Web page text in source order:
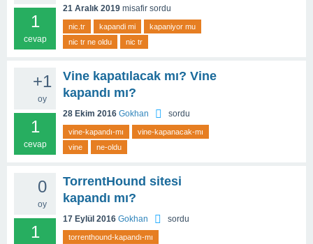
1
cevap
21 Aralık 2019 misafir sordu
nic.tr kapandi mi
kapaniyor mu
nic tr ne oldu
nic tr
+1
oy
1
cevap
Vine kapatılacak mı? Vine
kapandı mı?
28 Ekim 2016 Gokhan sordu
vine-kapandı-mı
vine-kapanacak-mı
vine
ne-oldu
0
oy
1
TorrentHound sitesi
kapandı mı?
17 Eylül 2016 Gokhan sordu
torrenthound-kapandı-mı